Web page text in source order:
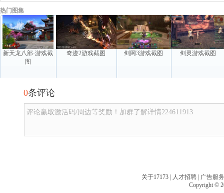
热门图集
新天龙八部-游戏截
图
奇迹2游戏截图 剑网3游戏截图 剑灵游戏截图
0条评论
评论赢取激活码/周边等奖励！加群了解详情224611913
关于17173 | 人才招聘 | 广告服务
Copyright ©